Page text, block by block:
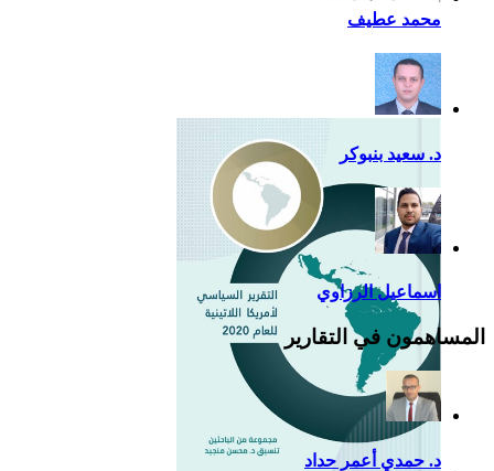
إضافية لدعم القوة الناعمة
للصين في أمريكا اللاتينية
محمد عطيف
د. سعيد بنبوكر
اسماعيل الرزاوي
المساهمون في التقارير
د. حمدي أعمر حداد